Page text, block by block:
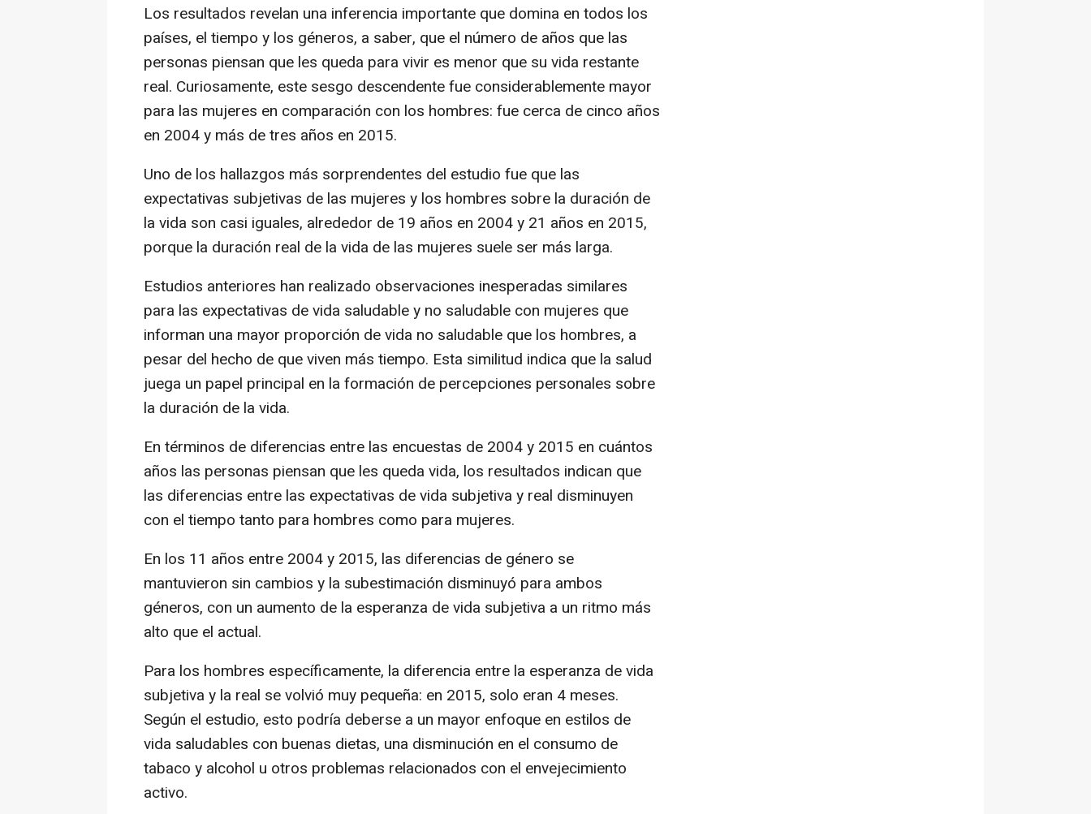
Los resultados revelan una inferencia importante que domina en todos los
países, el tiempo y los géneros, a saber, que el número de años que las
personas piensan que les queda para vivir es menor que su vida restante
real. Curiosamente, este sesgo descendente fue considerablemente mayor
para las mujeres en comparación con los hombres: fue cerca de cinco años
en 2004 y más de tres años en 2015.
Uno de los hallazgos más sorprendentes del estudio fue que las
expectativas subjetivas de las mujeres y los hombres sobre la duración de
la vida son casi iguales, alrededor de 19 años en 2004 y 21 años en 2015,
porque la duración real de la vida de las mujeres suele ser más larga.
Estudios anteriores han realizado observaciones inesperadas similares
para las expectativas de vida saludable y no saludable con mujeres que
informan una mayor proporción de vida no saludable que los hombres, a
pesar del hecho de que viven más tiempo. Esta similitud indica que la salud
juega un papel principal en la formación de percepciones personales sobre
la duración de la vida.
En términos de diferencias entre las encuestas de 2004 y 2015 en cuántos
años las personas piensan que les queda vida, los resultados indican que
las diferencias entre las expectativas de vida subjetiva y real disminuyen
con el tiempo tanto para hombres como para mujeres.
En los 11 años entre 2004 y 2015, las diferencias de género se
mantuvieron sin cambios y la subestimación disminuyó para ambos
géneros, con un aumento de la esperanza de vida subjetiva a un ritmo más
alto que el actual.
Para los hombres específicamente, la diferencia entre la esperanza de vida
subjetiva y la real se volvió muy pequeña: en 2015, solo eran 4 meses.
Según el estudio, esto podría deberse a un mayor enfoque en estilos de
vida saludables con buenas dietas, una disminución en el consumo de
tabaco y alcohol u otros problemas relacionados con el envejecimiento
activo.